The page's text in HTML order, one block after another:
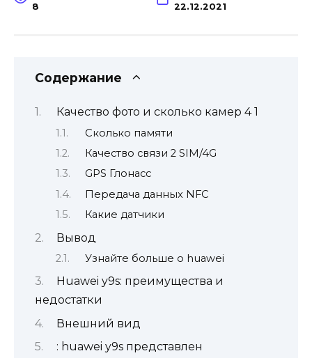
8 22.12.2021
Содержание
Качество фото и сколько камер 4 1
Сколько памяти
Качество связи 2 SIM/4G
GPS Глонасс
Передача данных NFC
Какие датчики
Вывод
Узнайте больше о huawei
Huawei y9s: преимущества и
недостатки
Внешний вид
: huawei y9s представлен